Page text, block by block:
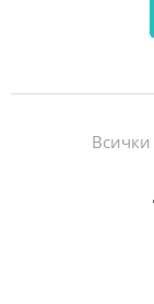
Всички